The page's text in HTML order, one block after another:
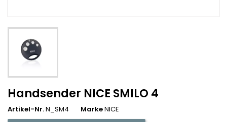
Handsender NICE SMILO 4
Artikel-Nr.N_SM4 MarkeNICE